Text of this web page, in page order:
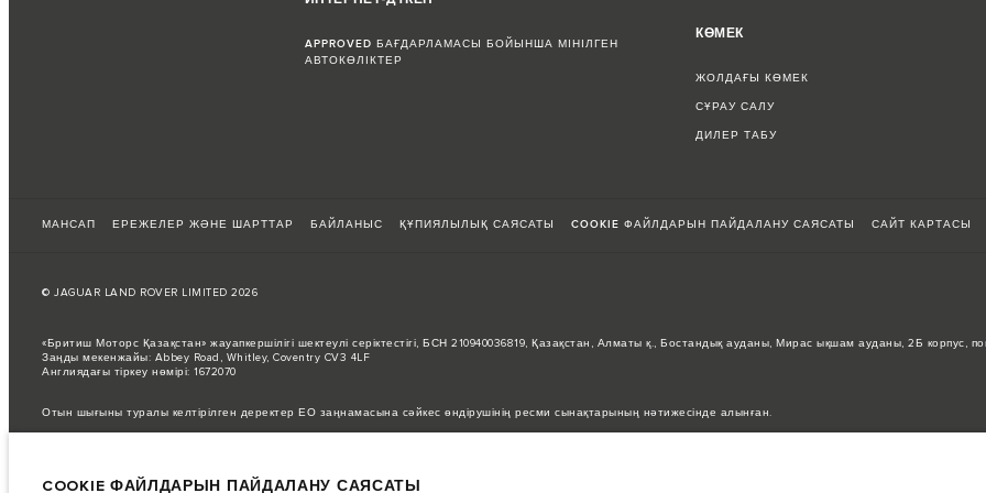
APPROVED БАҒДАРЛАМАСЫ БОЙЫНША МІНІЛГЕН
АВТОКӨЛІКТЕР
КӨМЕК
ЖОЛДАҒЫ КӨМЕК
СҰРАУ САЛУ
ДИЛЕР ТАБУ
МАНСАП ЕРЕЖЕЛЕР ЖӘНЕ ШАРТТАР БАЙЛАНЫС ҚҰПИЯЛЫЛЫҚ САЯСАТЫ COOKIE ФАЙЛДАРЫН ПАЙДАЛАНУ САЯСАТЫ САЙТ КАРТАСЫ
© JAGUAR LAND ROVER LIMITED 2026
«Бритиш Моторс Қазақстан» жауапкершілігі шектеулі серіктестігі, БСН 210940036819, Қазақстан, Алматы қ., Бостандық ауданы, Мирас ықшам ауданы, 2Б корпус,
Заңды мекенжайы: Abbey Road, Whitley, Coventry CV3 4LF
Англиядағы тіркеу нөмірі: 1672070
Отын шығыны туралы келтірілген деректер ЕО заңнамасына сәйкес өндірушінің ресми сынақтарының нәтижесінде алынған.
Бұл өте динамикалық жағдай, осыған байланысты қазіргі уақытта веб-сайтта қолданылған суреттер мүмкіндіктердің, опциялардың, әрлеудің және түс
COOKIE ФАЙЛДАРЫН ПАЙДАЛАНУ САЯСАТЫ